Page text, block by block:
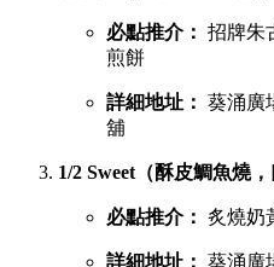
必點推介： 招牌朱
煎餅
詳細地址： 葵涌廣
舖
1/2 Sweet（酥皮鯛魚燒
必點推介： 炙燒奶
詳細地址： 葵涌廣